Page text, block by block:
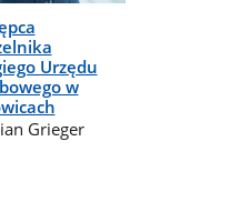
Urzędu
w
Grieger